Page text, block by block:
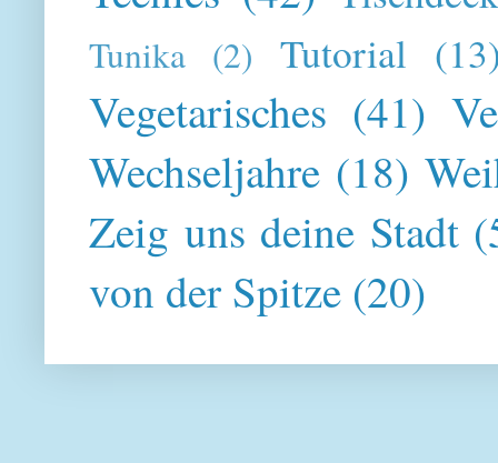
Tunika (2) Tutorial
Vegetarisches (41)
Wechseljahre (18)
Zeig uns deine Stadt
von der Spitze (20)